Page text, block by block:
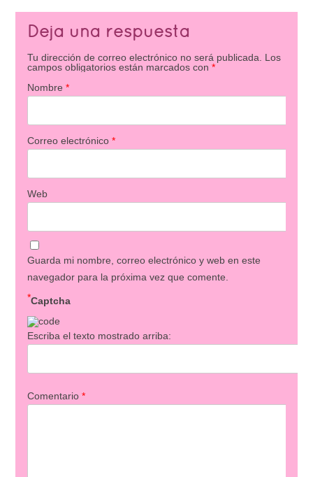
Deja una respuesta
Tu dirección de correo electrónico no será publicada.
Los
campos obligatorios están marcados con *
Nombre *
Correo electrónico *
Web
Guarda mi nombre, correo electrónico y web en este
navegador para la próxima vez que comente.
Captcha
*
Escriba el texto mostrado arriba:
Comentario *